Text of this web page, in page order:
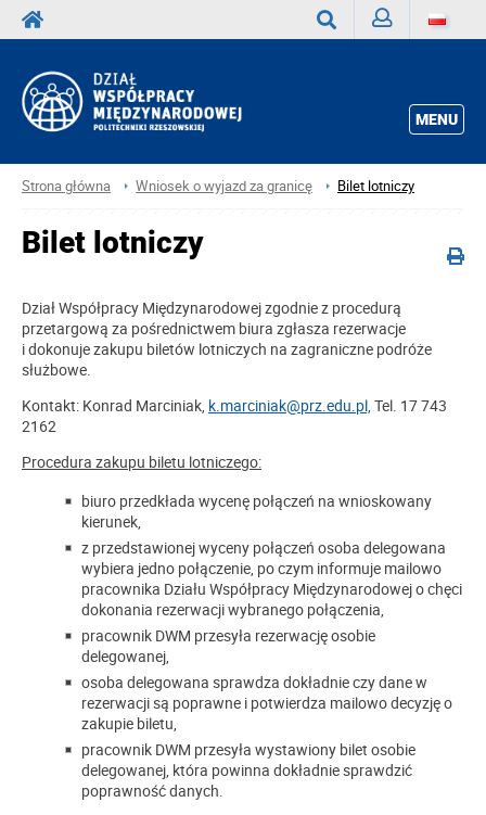
MENU
Strona główna Wniosek o wyjazd za granicę Bilet lotniczy
Bilet lotniczy
Dział Współpracy Międzynarodowej zgodnie z procedurą
przetargową za pośrednictwem biura zgłasza rezerwacje
i dokonuje zakupu biletów lotniczych na zagraniczne podróże
służbowe.
Kontakt: Konrad Marciniak, k.marciniak@prz.edu.pl,Tel. 17 743
2162
Procedura zakupu biletu lotniczego:
biuro przedkłada wycenę połączeń na wnioskowany
kierunek,
z przedstawionej wyceny połączeń osoba delegowana
wybiera jedno połączenie, po czym informuje mailowo
pracownika Działu Współpracy Międzynarodowej o chęci
dokonania rezerwacji wybranego połączenia,
pracownik DWM przesyła rezerwację osobie
delegowanej,
osoba delegowana sprawdza dokładnie czy dane w
rezerwacji są poprawne i potwierdza mailowo decyzję o
zakupie biletu,
pracownik DWM przesyła wystawiony bilet osobie
delegowanej, która powinna dokładnie sprawdzić
poprawność danych.